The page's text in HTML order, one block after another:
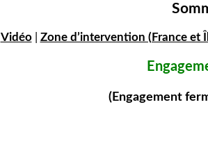
Vidéo| Zone d’intervention (France et
(Engagement